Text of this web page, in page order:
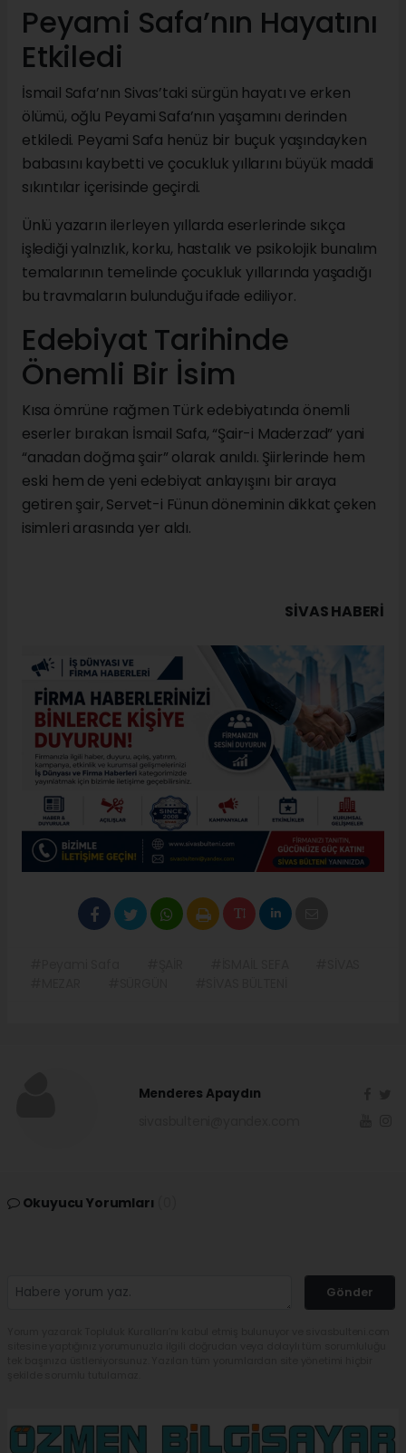
Peyami Safa’nın Hayatını
Etkiledi
İsmail Safa’nın Sivas’taki sürgün hayatı ve erken
ölümü, oğlu Peyami Safa’nın yaşamını derinden
etkiledi. Peyami Safa henüz bir buçuk yaşındayken
babasını kaybetti ve çocukluk yıllarını büyük maddi
sıkıntılar içerisinde geçirdi.
Ünlü yazarın ilerleyen yıllarda eserlerinde sıkça
işlediği yalnızlık, korku, hastalık ve psikolojik bunalım
temalarının temelinde çocukluk yıllarında yaşadığı
bu travmaların bulunduğu ifade ediliyor.
Edebiyat Tarihinde
Önemli Bir İsim
Kısa ömrüne rağmen Türk edebiyatında önemli
eserler bırakan İsmail Safa, “Şair-i Maderzad” yani
“anadan doğma şair” olarak anıldı. Şiirlerinde hem
eski hem de yeni edebiyat anlayışını bir araya
getiren şair, Servet-i Fünun döneminin dikkat çeken
isimleri arasında yer aldı.
SIVAS HABERİ
Menderes Apaydın
Okuyucu Yorumları
Gönder